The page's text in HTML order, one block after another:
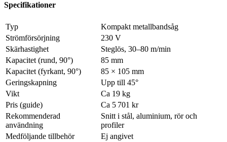
Specifikationer
Typ
Kompakt metallbandsåg
Strömförsörjning
230 V
Skärhastighet
Steglös, 30–80 m/min
Kapacitet (rund, 90°)
85 mm
Kapacitet (fyrkant, 90°)
85 × 105 mm
Geringskapning
Upp till 45°
Vikt
Ca 19 kg
Pris (guide)
Ca 5 701 kr
Rekommenderad
användning
Snitt i stål, aluminium, rör och
profiler
Medföljande tillbehör
Ej angivet